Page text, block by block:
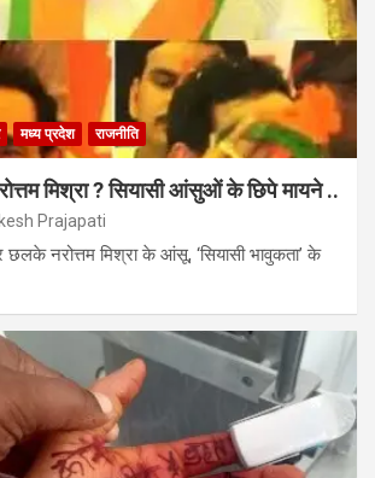
मध्य प्रदेश राजनीति
मिश्रा ? सियासी आंसुओं के छिपे मायने ..
Prajapati
छलके नरोत्तम मिश्रा के आंसू, ‘सियासी भावुकता’ के